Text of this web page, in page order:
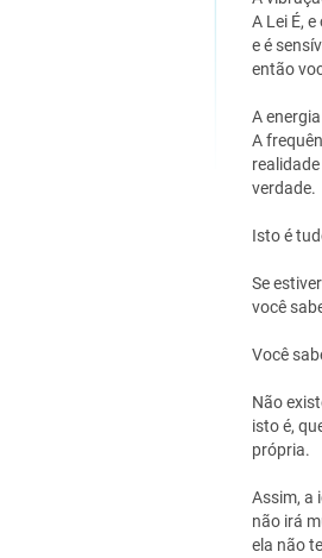
A Lei É,
e é
então
A
A
verdade.
Isto é
Se
você
Você
Não
isto é,
própria.
Assim, a
não irá
ela não